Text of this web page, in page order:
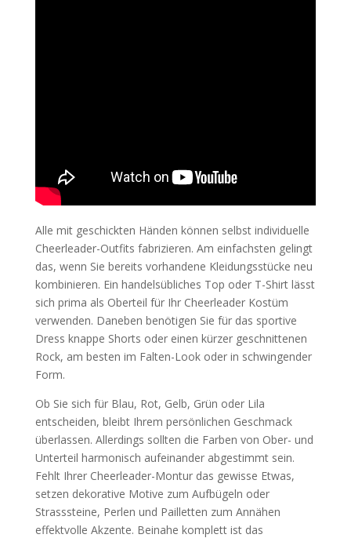
Alle mit geschickten Händen können selbst individuelle
Cheerleader-Outfits fabrizieren. Am einfachsten gelingt
das, wenn Sie bereits vorhandene Kleidungsstücke neu
kombinieren. Ein handelsübliches Top oder T-Shirt lässt
sich prima als Oberteil für Ihr Cheerleader Kostüm
verwenden. Daneben benötigen Sie für das sportive
Dress knappe Shorts oder einen kürzer geschnittenen
Rock, am besten im Falten-Look oder in schwingender
Form.
Ob Sie sich für Blau, Rot, Gelb, Grün oder Lila
entscheiden, bleibt Ihrem persönlichen Geschmack
überlassen. Allerdings sollten die Farben von Ober- und
Unterteil harmonisch aufeinander abgestimmt sein.
Fehlt Ihrer Cheerleader-Montur das gewisse Etwas,
setzen dekorative Motive zum Aufbügeln oder
Strasssteine, Perlen und Pailletten zum Annähen
effektvolle Akzente. Beinahe komplett ist das